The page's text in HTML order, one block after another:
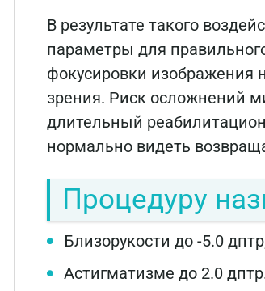
В результате такого
параметры для
фокусировки изображения
зрения. Риск осложнений
длительный
нормально видеть
Процедуру
Близорукости до -5.0
Астигматизме до 2.0